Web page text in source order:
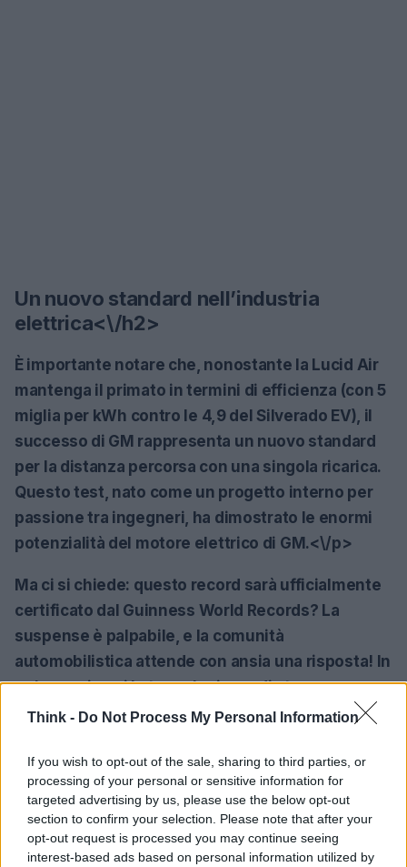
Think - Do Not Process My Personal Information
If you wish to opt-out of the sale, sharing to third parties, or
processing of your personal or sensitive information for
targeted advertising by us, please use the below opt-out
section to confirm your selection. Please note that after your
opt-out request is processed you may continue seeing
interest-based ads based on personal information utilized by
Un nuovo standard nell’industria
elettrica<\/h2>
È importante notare che, nonostante la Lucid Air
mantenga il primato in termini di efficienza (con 5
miglia per kWh contro le 4,9 del Silverado EV), il
successo di GM rappresenta un nuovo standard
per la distanza percorsa con una singola ricarica.
Questo test, nato come un progetto interno per
passione tra ingegneri, ha dimostrato le enormi
potenzialità del motore elettrico di GM.<\/p>
Ma ci si chiede: questo record sarà ufficialmente
certificato dal Guinness World Records? La
suspense è palpabile, e la comunità
automobilistica attende con ansia una risposta! In
un’epoca in cui le tecnologie verdi stanno
prendendo piede, GM ha dimostrato che la strada
con stile e innovazione. Non resta che aspettare
cosa ci riserverà il futuro per i veicoli elettrici!
<\/p>